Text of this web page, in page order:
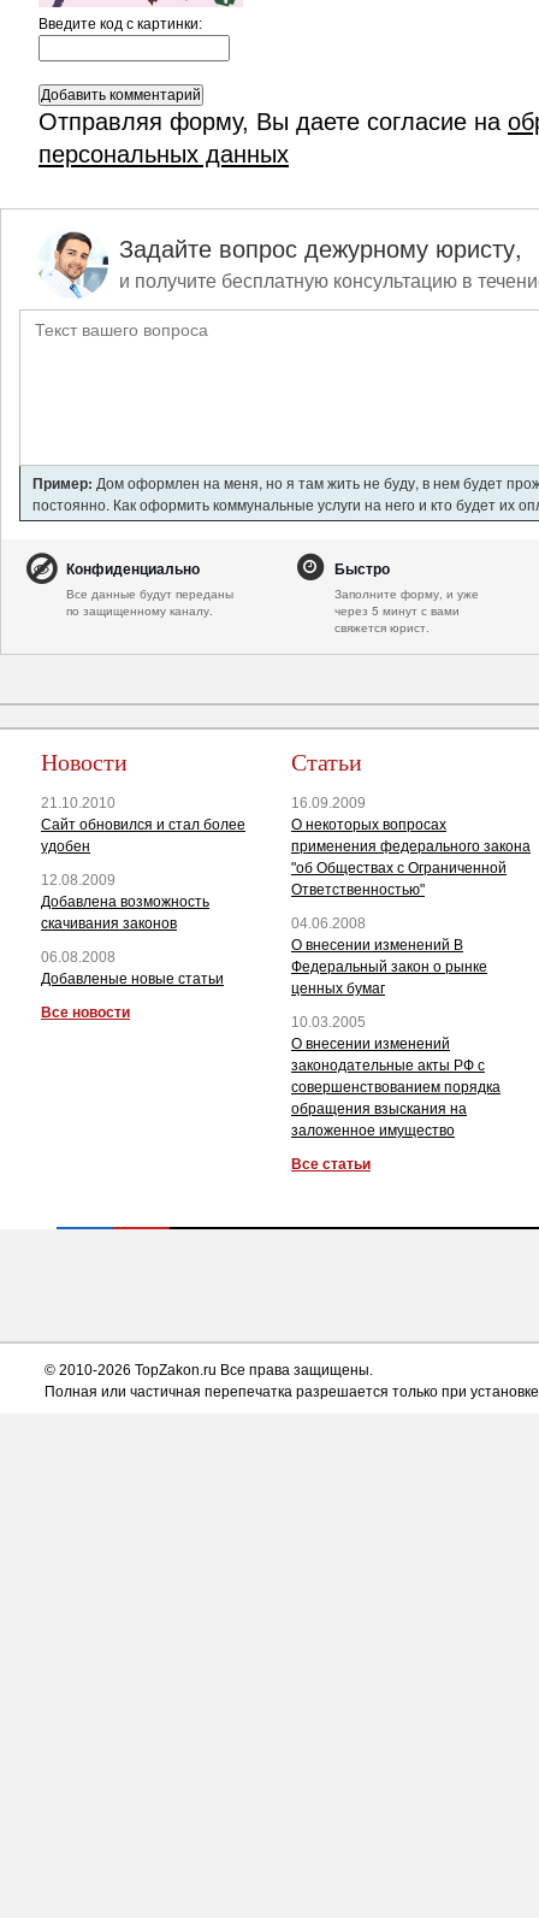
Введите код c картинки:
Отправляя форму, Вы даете согласие на
персональных данных
Задайте вопрос дежурному юристу,
и получите бесплатную консультацию в
Пример: Дом оформлен на меня, но я там жить не буду, в нем будет
постоянно. Как оформить коммунальные услуги на него и кто будет их
Конфиденциально
Все данные будут переданы
по защищенному каналу.
Быстро
Заполните форму, и уже
через 5 минут с вами
свяжется юрист.
Новости
21.10.2010
Сайт обновился и стал более
удобен
12.08.2009
Добавлена возможность
скачивания законов
06.08.2008
Добавленые новые статьи
Все новости
Статьи
16.09.2009
О некоторых вопросах
применения федерального закона
"об Обществах с Ограниченной
Ответственностью"
04.06.2008
О внесении изменений В
Федеральный закон о рынке
ценных бумаг
10.03.2005
О внесении изменений
законодательные акты РФ с
совершенствованием порядка
обращения взыскания на
заложенное имущество
Все статьи
© 2010-2026 TopZakon.ru Все права защищены.
Полная или частичная перепечатка разрешается только при